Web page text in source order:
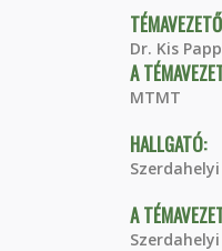
Dr. Kis
A
MTMT
HALLGATÓ:
A